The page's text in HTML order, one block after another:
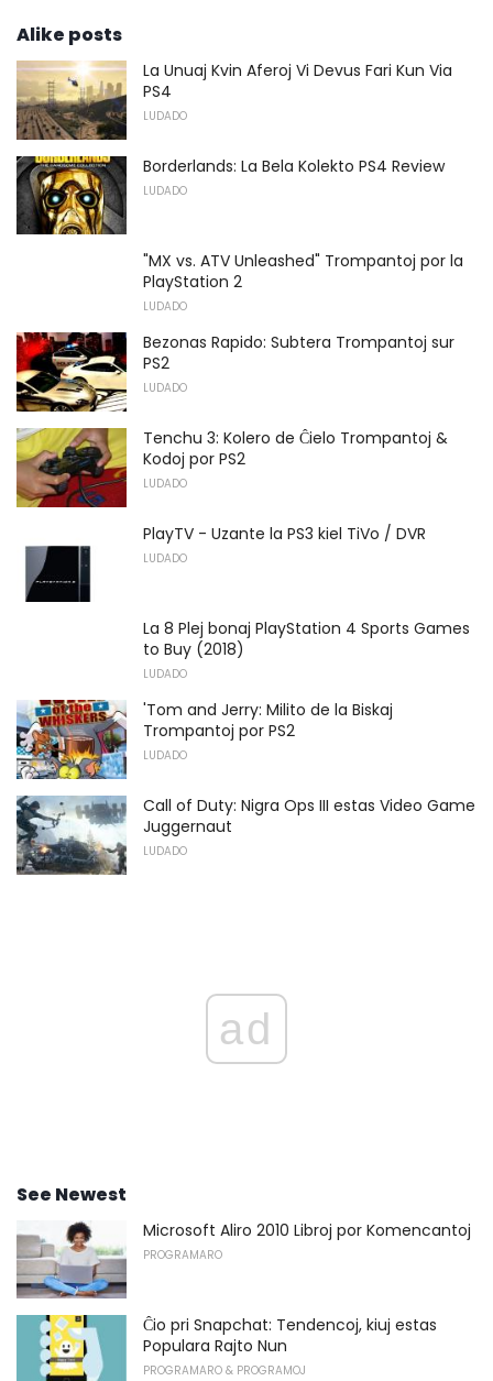
Alike posts
La Unuaj Kvin Aferoj Vi Devus Fari Kun Via
PS4
LUDADO
Borderlands: La Bela Kolekto PS4 Review
LUDADO
"MX vs. ATV Unleashed" Trompantoj por la
PlayStation 2
LUDADO
Bezonas Rapido: Subtera Trompantoj sur
PS2
LUDADO
Tenchu ​​3: Kolero de Ĉielo Trompantoj &
Kodoj por PS2
LUDADO
PlayTV - Uzante la PS3 kiel TiVo / DVR
LUDADO
La 8 Plej bonaj PlayStation 4 Sports Games
to Buy (2018)
LUDADO
'Tom and Jerry: Milito de la Biskaj
Trompantoj por PS2
LUDADO
Call of Duty: Nigra Ops III estas Video Game
Juggernaut
LUDADO
ad
See Newest
Microsoft Aliro 2010 Libroj por Komencantoj
PROGRAMARO
Ĉio pri Snapchat: Tendencoj, kiuj estas
Populara Rajto Nun
PROGRAMARO & PROGRAMOJ